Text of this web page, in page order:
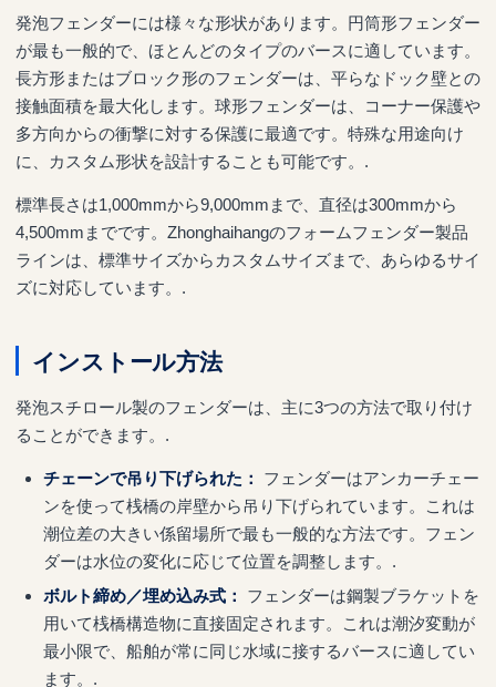
発泡フェンダーには様々な形状があります。円筒形フェンダー
が最も一般的で、ほとんどのタイプのバースに適しています。
長方形またはブロック形のフェンダーは、平らなドック壁との
接触面積を最大化します。球形フェンダーは、コーナー保護や
多方向からの衝撃に対する保護に最適です。特殊な用途向け
に、カスタム形状を設計することも可能です。.
標準長さは1,000mmから9,000mmまで、直径は300mmから
4,500mmまでです。Zhonghaihangのフォームフェンダー製品
ラインは、標準サイズからカスタムサイズまで、あらゆるサイ
ズに対応しています。.
インストール方法
発泡スチロール製のフェンダーは、主に3つの方法で取り付け
ることができます。.
チェーンで吊り下げられた：
フェンダーはアンカーチェー
ンを使って桟橋の岸壁から吊り下げられています。これは
潮位差の大きい係留場所で最も一般的な方法です。フェン
ダーは水位の変化に応じて位置を調整します。.
ボルト締め／埋め込み式：
フェンダーは鋼製ブラケットを
用いて桟橋構造物に直接固定されます。これは潮汐変動が
最小限で、船舶が常に同じ水域に接するバースに適してい
ます。.